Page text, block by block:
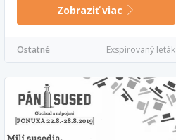
Zobraziť viac
Ostatné Exspirovaný leták